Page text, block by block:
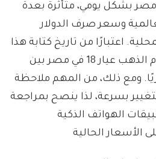
بشكل يومي، متأثرة بعدة
وسعر صرف الدولار
اعتبارًا من تاريخ كتابة هذا
المقال، يتراوح سعر جرام الذهب عيار 18 في مصر بين
مصريًا. ومع ذلك، من المهم ملاحظة
بسرعة، لذا ينصح بمراجعة
الهواتف الذكية
الحالية